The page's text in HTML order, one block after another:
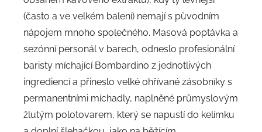
(často a ve velkém balení) nemají s původním
nápojem mnoho společného. Masová poptávka a
sezónní personál v barech, odneslo profesionální
baristy míchající Bombardino z jednotlivých
ingrediencí a přineslo velké ohřívané zásobníky s
permanentními míchadly, naplněné průmyslovým
žlutým polotovarem, který se napustí do kelímku